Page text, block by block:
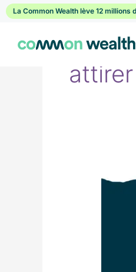
Passer
au
La Common Wealth lève 12 millions
vs